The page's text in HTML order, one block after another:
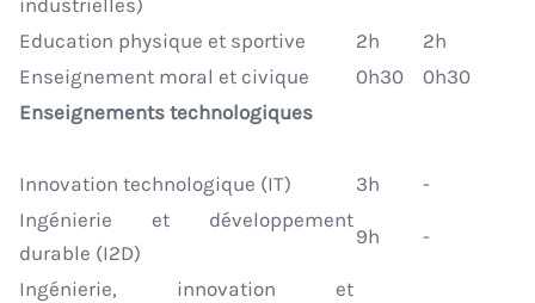
industrielles)
Education physique et sportive 2h
2h
Enseignement moral et civique
0h30
0h30
Enseignements technologiques
Innovation technologique (IT) 3h
-
Ingénierie et développement
durable (I2D)
9h -
Ingénierie, innovation et